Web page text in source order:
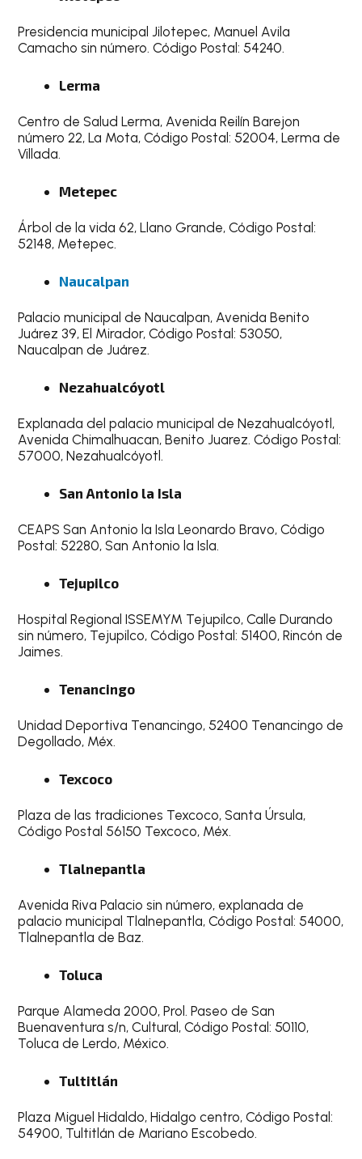
Presidencia municipal Jilotepec, Manuel Avila
Camacho sin número. Código Postal: 54240.
Lerma
Centro de Salud Lerma, Avenida Reilín Barejon
número 22, La Mota, Código Postal: 52004, Lerma de
Villada.
Metepec
Árbol de la vida 62, Llano Grande, Código Postal:
52148, Metepec.
Naucalpan
Palacio municipal de Naucalpan, Avenida Benito
Juárez 39, El Mirador, Código Postal: 53050,
Naucalpan de Juárez.
Nezahualcóyotl
Explanada del palacio municipal de Nezahualcóyotl,
Avenida Chimalhuacan, Benito Juarez. Código Postal:
57000, Nezahualcóyotl.
San Antonio la Isla
CEAPS San Antonio la Isla Leonardo Bravo, Código
Postal: 52280, San Antonio la Isla.
Tejupilco
Hospital Regional ISSEMYM Tejupilco, Calle Durando
sin número, Tejupilco, Código Postal: 51400, Rincón de
Jaimes.
Tenancingo
Unidad Deportiva Tenancingo, 52400 Tenancingo de
Degollado, Méx.
Texcoco
Plaza de las tradiciones Texcoco, Santa Úrsula,
Código Postal 56150 Texcoco, Méx.
Tlalnepantla
Avenida Riva Palacio sin número, explanada de
palacio municipal Tlalnepantla, Código Postal: 54000,
Tlalnepantla de Baz.
Toluca
Parque Alameda 2000, Prol. Paseo de San
Buenaventura s/n, Cultural, Código Postal: 50110,
Toluca de Lerdo, México.
Tultitlán
Plaza Miguel Hidaldo, Hidalgo centro, Código Postal:
54900, Tultitlán de Mariano Escobedo.